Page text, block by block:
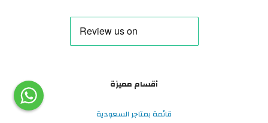
أقسام مميزة
قائمة بمتاجر السعودية